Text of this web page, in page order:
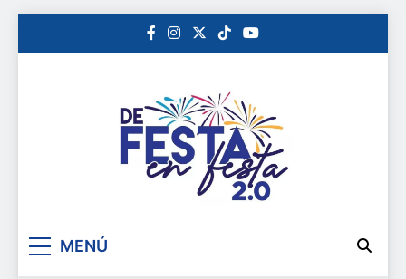
De festa en festa 2.0
MENÚ